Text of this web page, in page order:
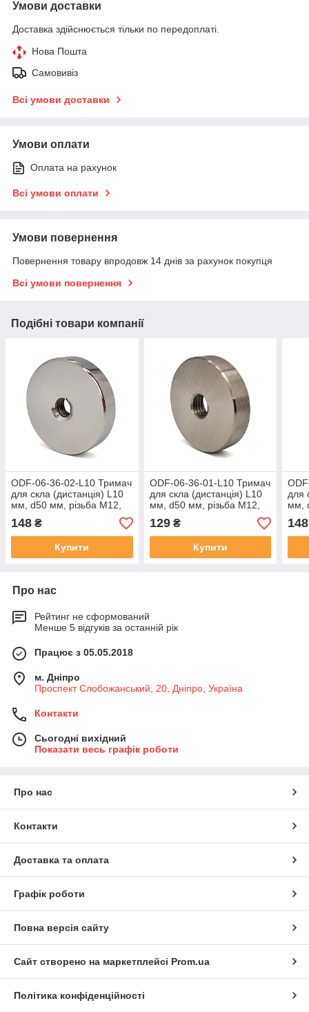
Умови доставки
Доставка здійснюється тільки по передоплаті.
Нова Пошта
Самовивіз
Всі умови доставки
Умови оплати
Оплата на рахунок
Всі умови оплати
Умови повернення
Повернення товару впродовж 14 днів за рахунок покупця
Всі умови повернення
Подібні товари компанії
ODF-06-36-02-L10 Тримач
для скла (дистанція) L10
мм, d50 мм, різьбa М12,
полірований
148 ₴
Купити
ODF-06-36-01-L10 Тримач
для скла (дистанція) L10
мм, d50 мм, різьбa М12,
матовий
129₴
Купити
для
мм,
148
Про нас
Рейтинг не сформований
Менше 5 відгуків за останній рік
Працює з 05.05.2018
м. Дніпро
Проспект Слобожанський, 20, Дніпро, Україна
Контакти
Сьогодні вихідний
Показати весь графік роботи
Про нас
Контакти
Доставка та оплата
Графік роботи
Повна версія сайту
Сайт створено на маркетплейсі Prom.ua
Політика конфіденційності